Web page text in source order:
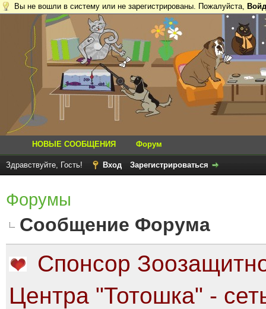
Вы не вошли в систему или не зарегистрированы. Пожалуйста,
НОВЫЕ СООБЩЕНИЯ Форум
Здравствуйте, Гость! Вход Зарегистрироваться
Форумы
Сообщение Форума
Спонсор
Центра "Тотошка" -